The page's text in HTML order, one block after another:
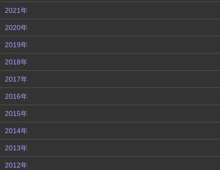
2021年
2020年
2019年
2018年
2017年
2016年
2015年
2014年
2013年
2012年